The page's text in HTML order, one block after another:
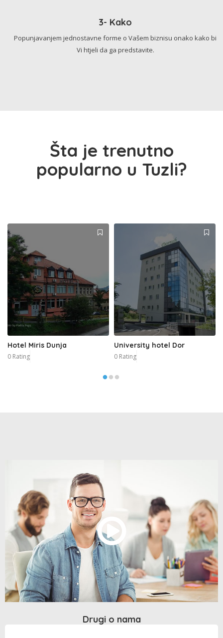
3- Kako
Popunjavanjem jednostavne forme o Vašem biznisu onako kako bi
Vi htjeli da ga predstavite.
Šta je trenutno
popularno u Tuzli?
Hotel Miris Dunja
0 Rating
University hotel Dor
0 Rating
Drugi o nama